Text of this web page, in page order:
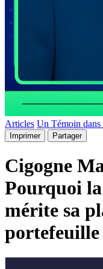
Articles Un Témoin dans
Imprimer Partager
Cigogne
Pourquoi
mérite sa
portefeuille